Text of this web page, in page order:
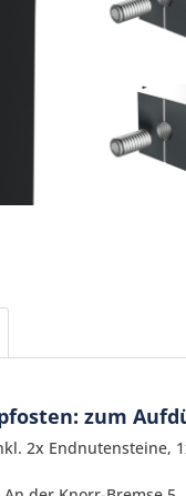
zum
2x Endnutensteine,